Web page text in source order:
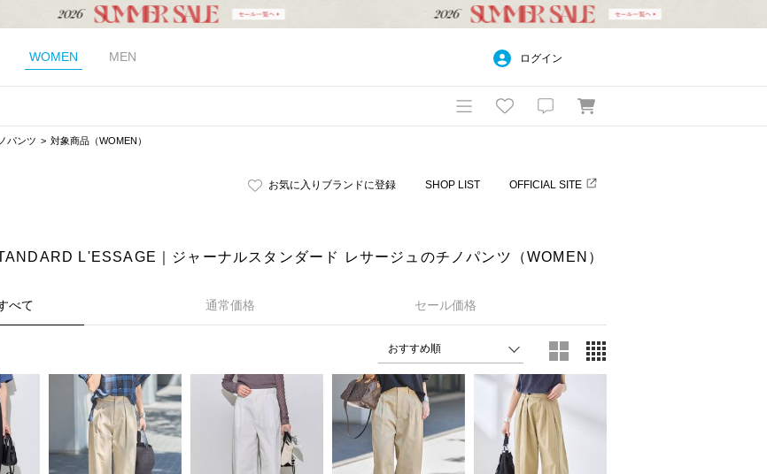
WOMEN MEN ログイン
パンツ 対象商品（WOMEN）
お気に入りブランドに登録 SHOP LIST OFFICIAL SITE
L'ESSAGE｜ジャーナルスタンダード レサージュのチノパンツ（WOMEN）
べて 通常価格 セール価格